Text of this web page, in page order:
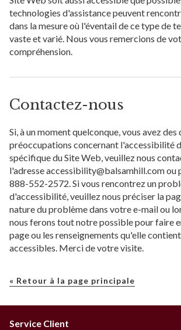
technologies d'assistance peuvent
dans la mesure où l'éventail de ce type de
vaste et varié. Nous vous remercions de
compréhension.
Contactez-nous
Si, à un moment quelconque, vous avez des
préoccupations concernant l'accessibilité
spécifique du Site Web, veuillez nous
l'adresse accessibility@balsamhill.com ou
888-552-2572. Si vous rencontrez un
d'accessibilité, veuillez nous préciser la
nature du problème dans votre e-mail ou
nous ferons tout notre possible pour faire
page ou les renseignements qu'elle
accessibles. Merci de votre visite.
« Retour à la page principale
Service Client